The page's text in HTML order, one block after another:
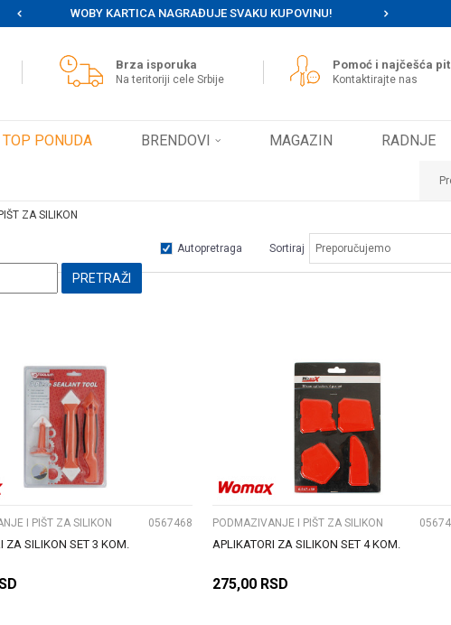
WOBY KARTICA NAGRAĐUJE SVAKU KUPOVINU!
Brza isporuka
Na teritoriji cele Srbije
Pomoć i najčešća
Kontaktirajte nas
TOP PONUDA BRENDOVI MAGAZIN RADNJE
ZA SILIKON
Autopretraga Sortiraj
PRETRAŽI
UPOREDI
I PIŠT ZA SILIKON 0567468
ZA SILIKON SET 3 KOM.
UPOREDI
PODMAZIVANJE I PIŠT ZA SILIKON
APLIKATORI ZA SILIKON SET 4 KOM.
275,00 RSD